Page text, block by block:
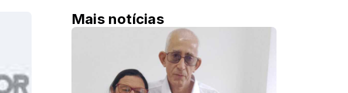
Mais notícias